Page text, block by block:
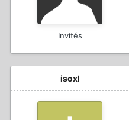
Invités
isoxl